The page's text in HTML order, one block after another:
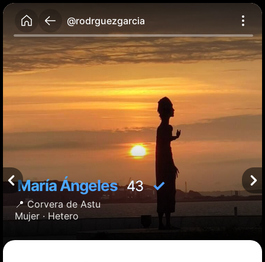
@rodrguezgarcia
María Ángeles43✓
📍Corvera de Astu
Mujer · Hetero